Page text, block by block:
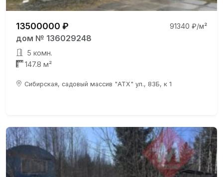
13500000 ₽ 91340 ₽/м²
дом № 136029248
5 комн.
147.8 м²
Сибирская, садовый массив "АТХ" ул., 83Б, к 1